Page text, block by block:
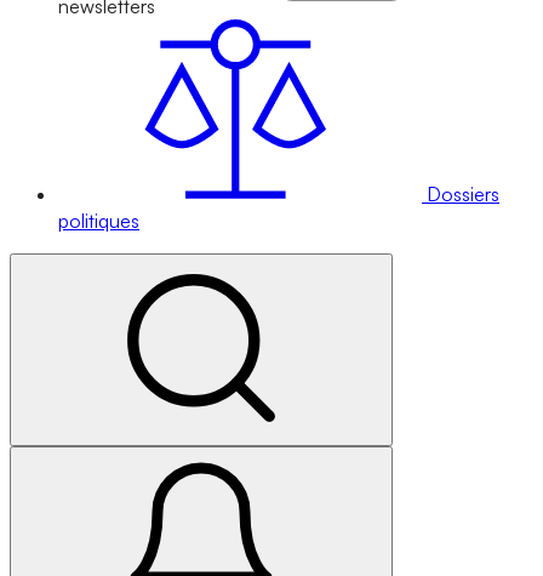
newsletters
Dossiers
politiques